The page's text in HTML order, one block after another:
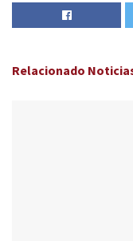
Relacionado